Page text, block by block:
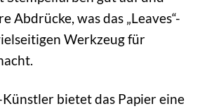
Abdrücke, was das „Leaves“-
Werkzeug für
bietet das Papier eine